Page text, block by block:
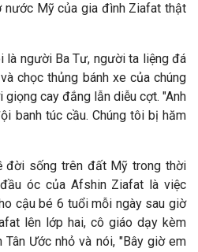
nước Mỹ của gia đình Ziafat thật
là người Ba Tư, người ta liệng đá
chọc thủng bánh xe của chúng
cay đắng lẫn diễu cợt. "Anh
banh túc cầu. Chúng tôi bị hăm
đời sống trên đất Mỹ trong thời
đầu óc của Afshin Ziafat là việc
cậu bé 6 tuổi mỗi ngày sau giờ
lên lớp hai, cô giáo dạy kèm
Ước nhỏ và nói, "Bây giờ em